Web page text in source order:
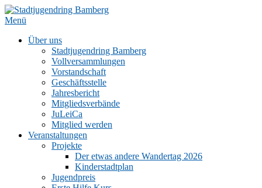
Zum
Inhalt
Menü
Über uns
Stadtjugendring Bamberg
Vollversammlungen
Vorstandschaft
Geschäftsstelle
Jahresbericht
Mitgliedsverbände
JuLeiCa
Mitglied werden
Veranstaltungen
Projekte
Der etwas andere Wandertag 2026
Kinderstadtplan
Jugendpreis